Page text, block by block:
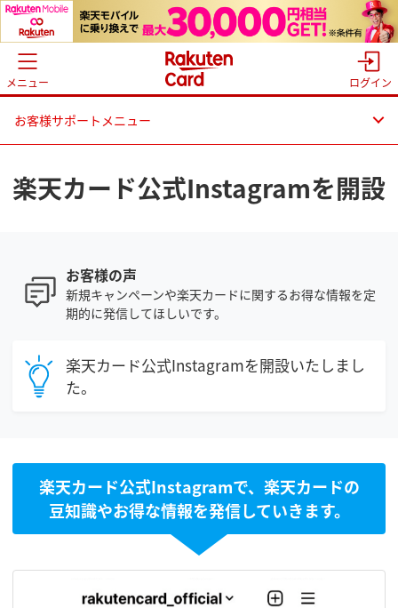
メニュー ログイン
お客様サポートメニュー
楽天カード公式Instagramを開設
お客様の声
新規キャンペーンや楽天カードに関するお得な情報を定
期的に発信してほしいです。
楽天カード公式Instagramを開設いたしまし
た。
楽天カード公式Instagramで、楽天カードの
豆知識やお得な情報を発信していきます。